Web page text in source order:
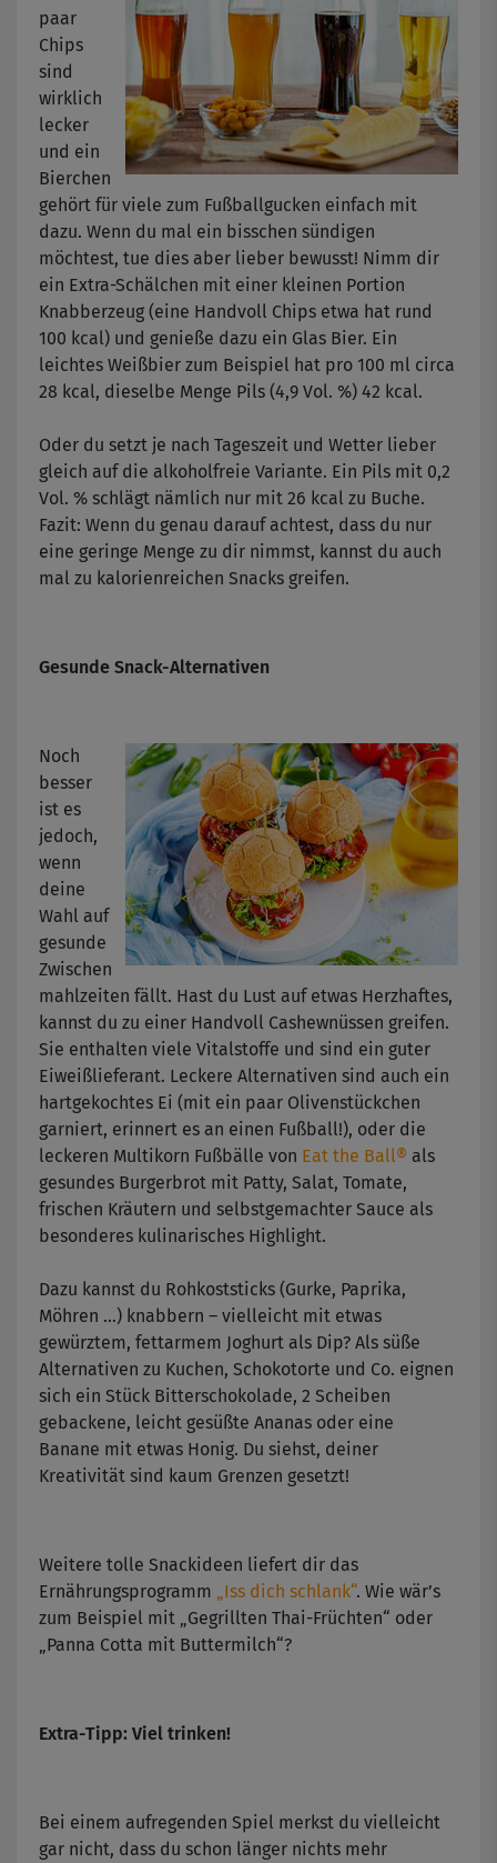
paar
Chips
sind
wirklich
lecker
und ein
Bierchen
gehört für viele zum Fußballgucken einfach mit
dazu. Wenn du mal ein bisschen sündigen
möchtest, tue dies aber lieber bewusst! Nimm dir
ein Extra-Schälchen mit einer kleinen Portion
Knabberzeug (eine Handvoll Chips etwa hat rund
100 kcal) und genieße dazu ein Glas Bier. Ein
leichtes Weißbier zum Beispiel hat pro 100 ml circa
28 kcal, dieselbe Menge Pils (4,9 Vol. %) 42 kcal.
Oder du setzt je nach Tageszeit und Wetter lieber
gleich auf die alkoholfreie Variante. Ein Pils mit 0,2
Vol. % schlägt nämlich nur mit 26 kcal zu Buche.
Fazit: Wenn du genau darauf achtest, dass du nur
eine geringe Menge zu dir nimmst, kannst du auch
mal zu kalorienreichen Snacks greifen.
Gesunde Snack-Alternativen
Noch
besser
ist es
jedoch,
wenn
deine
Wahl auf
gesunde
Zwischen
mahlzeiten fällt. Hast du Lust auf etwas Herzhaftes,
kannst du zu einer Handvoll Cashewnüssen greifen.
Sie enthalten viele Vitalstoffe und sind ein guter
Eiweißlieferant. Leckere Alternativen sind auch ein
hartgekochtes Ei (mit ein paar Olivenstückchen
garniert, erinnert es an einen Fußball!), oder die
leckeren Multikorn Fußbälle von Eat the Ball® als
gesundes Burgerbrot mit Patty, Salat, Tomate,
frischen Kräutern und selbstgemachter Sauce als
besonderes kulinarisches Highlight.
Dazu kannst du Rohkoststicks (Gurke, Paprika,
Möhren …) knabbern – vielleicht mit etwas
gewürztem, fettarmem Joghurt als Dip? Als süße
Alternativen zu Kuchen, Schokotorte und Co. eignen
sich ein Stück Bitterschokolade, 2 Scheiben
gebackene, leicht gesüßte Ananas oder eine
Banane mit etwas Honig. Du siehst, deiner
Kreativität sind kaum Grenzen gesetzt!
Weitere tolle Snackideen liefert dir das
Ernährungsprogramm
„Iss dich schlank“. Wie wär’s
zum Beispiel mit „Gegrillten Thai-Früchten“ oder
„Panna Cotta mit Buttermilch“?
Extra-Tipp: Viel trinken!
Bei einem aufregenden Spiel merkst du vielleicht
gar nicht, dass du schon länger nichts mehr